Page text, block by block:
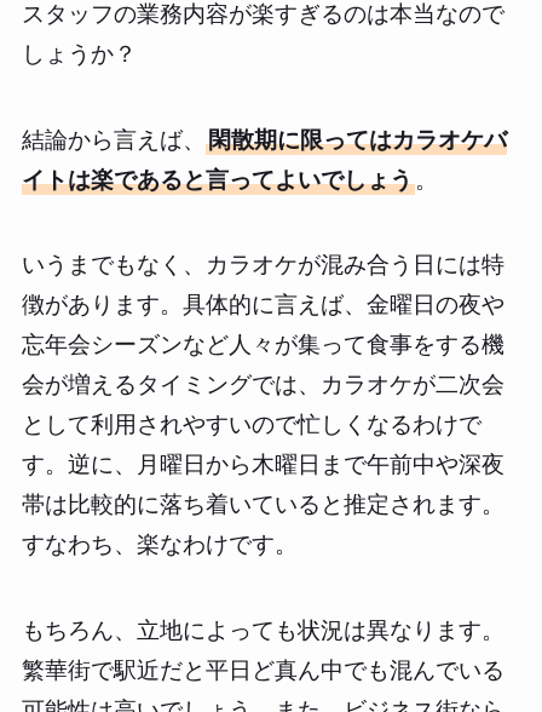
スタッフの業務内容が楽すぎるのは本当なので
しょうか？
結論から言えば、 閑散期に限ってはカラオケバ
イトは楽であると言ってよいでしょう。
いうまでもなく、カラオケが混み合う日には特
徴があります。具体的に言えば、金曜日の夜や
忘年会シーズンなど人々が集って食事をする機
会が増えるタイミングでは、カラオケが二次会
として利用されやすいので忙しくなるわけで
す。逆に、月曜日から木曜日まで午前中や深夜
帯は比較的に落ち着いていると推定されます。
すなわち、楽なわけです。
もちろん、立地によっても状況は異なります。
繁華街で駅近だと平日ど真ん中でも混んでいる